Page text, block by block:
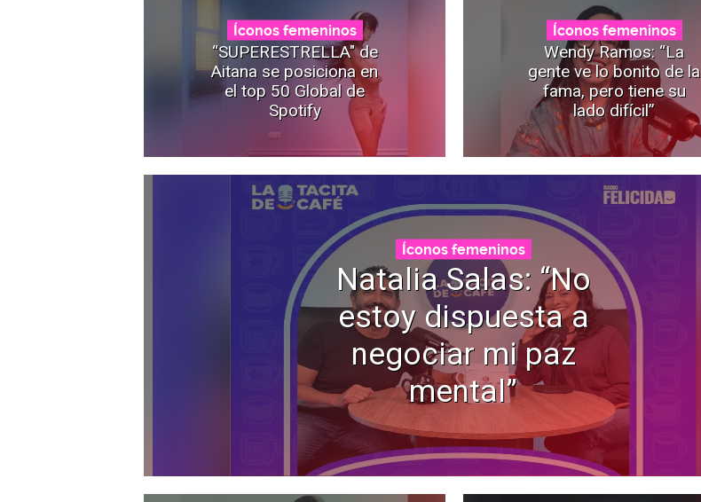
Íconos femeninos
“SUPERESTRELLA" de
Aitana se posiciona en
el top 50 Global de
Spotify
Íconos femeninos
Wendy Ramos: “La
gente ve lo bonito de la
fama, pero tiene su
lado difícil”
Íconos femeninos
Natalia Salas: “No
estoy dispuesta a
negociar mi paz
mental”